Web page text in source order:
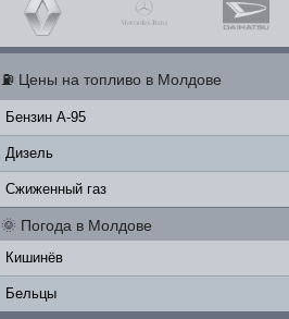
⛽ Цены на топливо в Молдове
Бензин A-95
Дизель
Сжиженный газ
🌞 Погода в Молдове
Кишинёв
Бельцы